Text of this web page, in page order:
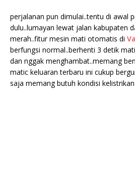
perjalanan pun dimulai..tentu di awal
dulu..lumayan lewat jalan kabupaten
merah..fitur mesin mati otomatis di
berfungsi normal..berhenti 3 detik
dan nggak menghambat..memang
matic keluaran terbaru ini cukup
saja memang butuh kondisi